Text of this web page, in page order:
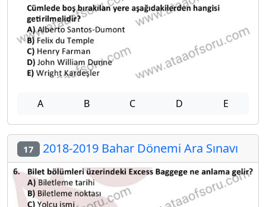
A B C D E
17 2018-2019 Bahar Dönemi Ara Sınavı